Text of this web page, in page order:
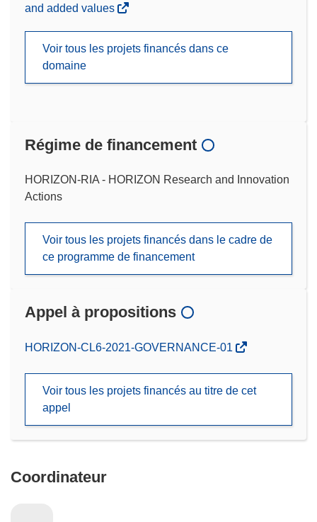
and added values
Voir tous les projets financés dans ce
domaine
Régime de financement
HORIZON-RIA - HORIZON Research and Innovation
Actions
Voir tous les projets financés dans le cadre de
ce programme de financement
Appel à propositions
(s’ouvre
nouvelle
fenêtre)
HORIZON-CL6-2021-GOVERNANCE-01
Voir tous les projets financés au titre de cet
appel
Coordinateur